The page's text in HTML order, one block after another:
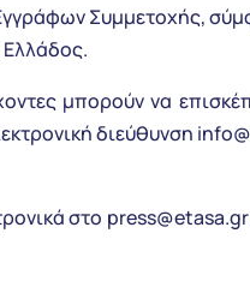
Συμμετοχής,
μπορούν να
διεύθυνση
στο press@etasa.gr